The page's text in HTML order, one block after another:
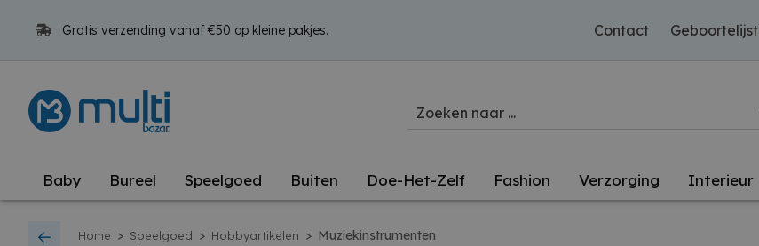
Gratis verzending vanaf €50 op kleine pakjes. Contact Geboortelijst
Baby Bureel Speelgoed Buiten Doe-Het-Zelf Fashion Verzorging Interieur
Home > Speelgoed > Hobbyartikelen > Muziekinstrumenten